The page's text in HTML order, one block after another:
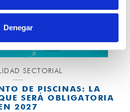
Denegar
SECTORIAL
DE PISCINAS: LA
SERÁ OBLIGATORIA
EN 2027